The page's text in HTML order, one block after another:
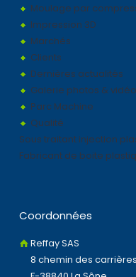
Moulage par
Impression 3D
Marchés
Clients
Dernières actualités
Galerie photos &
Parc Machine
Qualité
Sous traitant injection
Fabricant de boite
Coordonnées
Reffay SAS
8 chemin des carrières